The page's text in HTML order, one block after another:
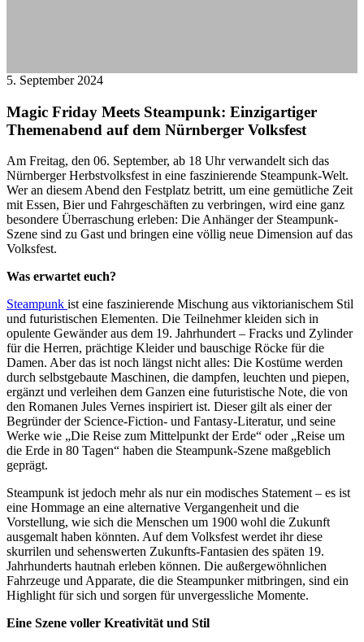
5. September 2024
Magic Friday Meets Steampunk: Einzigartiger
Themenabend auf dem Nürnberger Volksfest
Am Freitag, den 06. September, ab 18 Uhr verwandelt sich das
Nürnberger Herbstvolksfest in eine faszinierende Steampunk-Welt.
Wer an diesem Abend den Festplatz betritt, um eine gemütliche Zeit
mit Essen, Bier und Fahrgeschäften zu verbringen, wird eine ganz
besondere Überraschung erleben: Die Anhänger der Steampunk-
Szene sind zu Gast und bringen eine völlig neue Dimension auf das
Volksfest.
Was erwartet euch?
Steampunk ist eine faszinierende Mischung aus viktorianischem Stil
und futuristischen Elementen. Die Teilnehmer kleiden sich in
opulente Gewänder aus dem 19. Jahrhundert – Fracks und Zylinder
für die Herren, prächtige Kleider und bauschige Röcke für die
Damen. Aber das ist noch längst nicht alles: Die Kostüme werden
durch selbstgebaute Maschinen, die dampfen, leuchten und piepen,
ergänzt und verleihen dem Ganzen eine futuristische Note, die von
den Romanen Jules Vernes inspiriert ist. Dieser gilt als einer der
Begründer der Science-Fiction- und Fantasy-Literatur, und seine
Werke wie „Die Reise zum Mittelpunkt der Erde“ oder „Reise um
die Erde in 80 Tagen“ haben die Steampunk-Szene maßgeblich
geprägt.
Steampunk ist jedoch mehr als nur ein modisches Statement – es ist
eine Hommage an eine alternative Vergangenheit und die
Vorstellung, wie sich die Menschen um 1900 wohl die Zukunft
ausgemalt haben könnten. Auf dem Volksfest werdet ihr diese
skurrilen und sehenswerten Zukunfts-Fantasien des späten 19.
Jahrhunderts hautnah erleben können. Die außergewöhnlichen
Fahrzeuge und Apparate, die die Steampunker mitbringen, sind ein
Highlight für sich und sorgen für unvergessliche Momente.
Eine Szene voller Kreativität und Stil